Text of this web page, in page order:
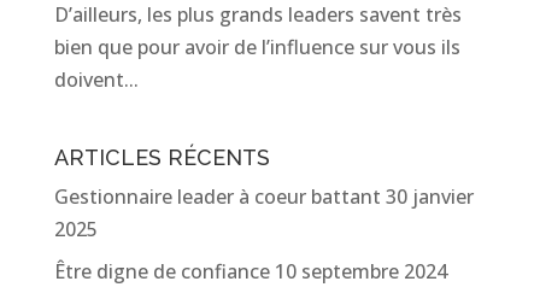
D’ailleurs, les plus grands leaders savent très
bien que pour avoir de l’influence sur vous ils
doivent...
ARTICLES RÉCENTS
Gestionnaire leader à coeur battant 30 janvier
2025
Être digne de confiance 10 septembre 2024